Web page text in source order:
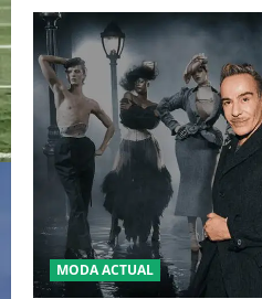
MODA ACTUAL